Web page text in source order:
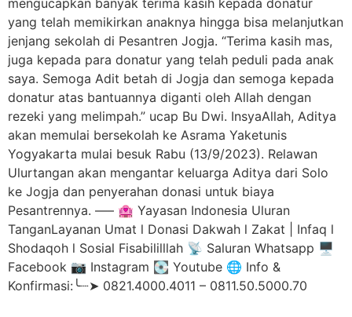
yang telah memikirkan anaknya hingga bisa melanjutkan
jenjang sekolah di Pesantren Jogja. “Terima kasih mas,
juga kepada para donatur yang telah peduli pada anak
saya. Semoga Adit betah di Jogja dan semoga kepada
donatur atas bantuannya diganti oleh Allah dengan
rezeki yang melimpah.” ucap Bu Dwi. InsyaAllah, Aditya
akan memulai bersekolah ke Asrama Yaketunis
Yogyakarta mulai besuk Rabu (13/9/2023). Relawan
Ulurtangan akan mengantar keluarga Aditya dari Solo
ke Jogja dan penyerahan donasi untuk biaya
Pesantrennya. —– 🏩 Yayasan Indonesia Uluran
TanganLayanan Umat l Donasi Dakwah l Zakat | Infaq l
Shodaqoh l Sosial Fisabililllah 📡 Saluran Whatsapp 🖥️
Facebook 📷 Instagram 💽 Youtube 🌐 Info &
Konfirmasi:╰┈➤ 0821.4000.4011 – 0811.50.5000.70